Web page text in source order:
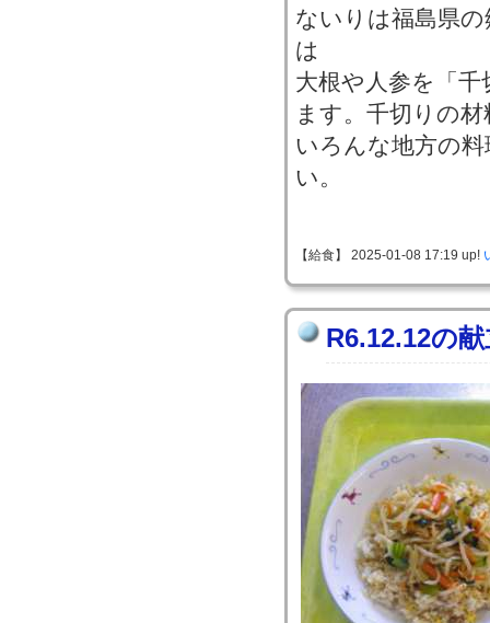
ないりは福島県
は
大根や人参を「
ます。千切りの
いろんな地方の
い。
【給食】 2025-01-08 17:19 up!
R6.12.12の